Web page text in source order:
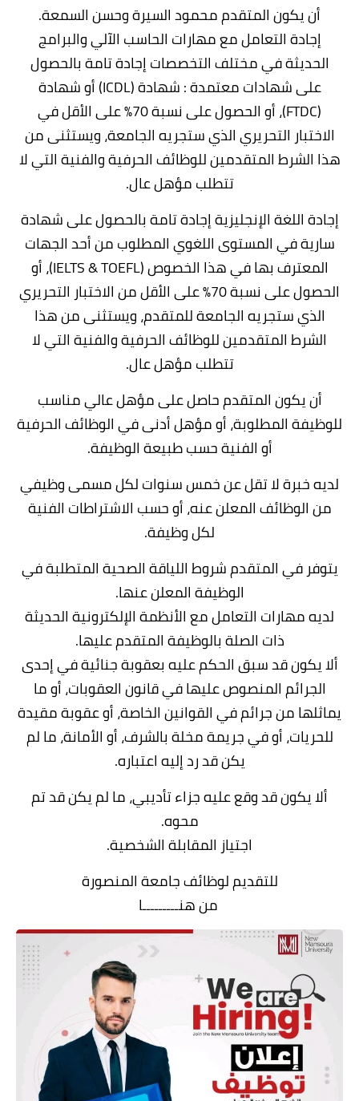
أن يكون المتقدم محمود السيرة وحسن السمعة.
إجادة التعامل مع مهارات الحاسب الآلي والبرامج
الحديثة في مختلف التخصصات إجادة تامة بالحصول
على شهادات معتمدة : شهادة (ICDL) أو شهادة
(FTDC)، أو الحصول على نسبة 70% على الأقل في
الاختبار التحريري الذي ستجريه الجامعة، ويستثنى من
هذا الشرط المتقدمين للوظائف الحرفية والفنية التي لا
تتطلب مؤهل عال.
إجادة اللغة الإنجليزية إجادة تامة بالحصول على شهادة
سارية في المستوى اللغوي المطلوب من أحد الجهات
المعترف بها في هذا الخصوص (IELTS & TOEFL)، أو
الحصول على نسبة 70% على الأقل من الاختبار التحريري
الذي ستجريه الجامعة للمتقدم، ويستثنى من هذا
الشرط المتقدمين للوظائف الحرفية والفنية التي لا
تتطلب مؤهل عال.
أن يكون المتقدم حاصل على مؤهل عالي مناسب
للوظيفة المطلوبة، أو مؤهل أدنى في الوظائف الحرفية
أو الفنية حسب طبيعة الوظيفة.
لديه خبرة لا تقل عن خمس سنوات لكل مسمى وظيفي
من الوظائف المعلن عنه، أو حسب الاشتراطات الفنية
لكل وظيفة.
يتوفر في المتقدم شروط اللياقة الصحية المتطلبة في
الوظيفة المعلن عنها.
لديه مهارات التعامل مع الأنظمة الإلكترونية الحديثة
ذات الصلة بالوظيفة المتقدم عليها.
ألا يكون قد سبق الحكم عليه بعقوبة جنائية في إحدى
الجرائم المنصوص عليها في قانون العقوبات، أو ما
يماثلها من جرائم في القوانين الخاصة، أو عقوبة مقيدة
للحريات، أو في جريمة مخلة بالشرف، أو الأمانة، ما لم
يكن قد رد إليه اعتباره.
ألا يكون قد وقع عليه جزاء تأديبي، ما لم يكن قد تم
محوه.
اجتياز المقابلة الشخصية.
للتقديم لوظائف جامعة المنصورة
من هنـــــــــا